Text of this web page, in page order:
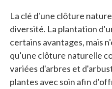
La clé d'une clôture
diversité. La plantation
certains avantages, mais
qu'une clôture naturelle
variées d'arbres et
plantes avec soin afin